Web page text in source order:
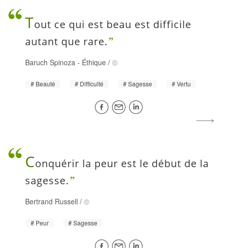
Tout ce qui est beau est difficile
autant que rare.
Baruch Spinoza - Éthique /
Beauté Difficulté Sagesse Vertu
Conquérir la peur est le début de la
sagesse.
Bertrand Russell /
Peur Sagesse